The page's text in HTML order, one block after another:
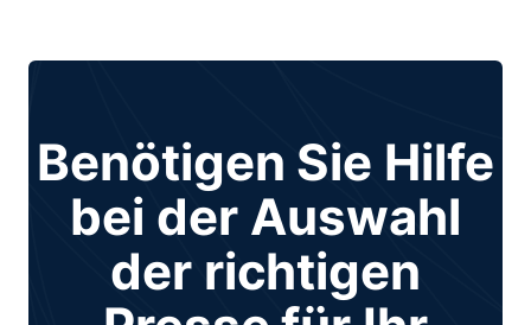
Benötigen Sie Hilfe
bei der Auswahl
der richtigen